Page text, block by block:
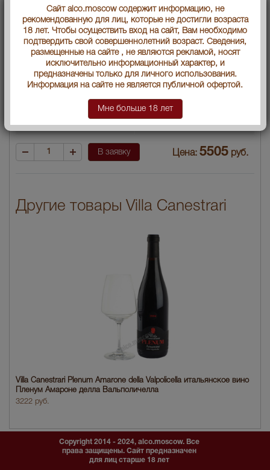
Объем бутылки 0.75 л
Градус 16
Год производства 2005
Вид вина Красное полусухое
28716
В заявку Цена: 5505 руб.
Другие товары Villa Canestrari
Villa Canestrari Plenum Amarone della Valpolicella итальянское вино
Пленум Амароне делла Вальполичелла
3222 руб.
Copyright 2014 - 2024, alco.moscow. Все
права защищены. Сайт предназначен
для лиц старше 18 лет
Сайт alco.moscow содержит информацию, не
рекомендованную для лиц, которые не достигли возраста
18 лет. Чтобы осуществить вход на сайт, Вам необходимо
подтвердить свой совершеннолетний возраст. Сведения,
размещенные на сайте , не являются рекламой, носят
исключительно информационный характер, и
предназначены только для личного использования.
Информация на сайте не является публичной офертой.
Мне больше 18 лет